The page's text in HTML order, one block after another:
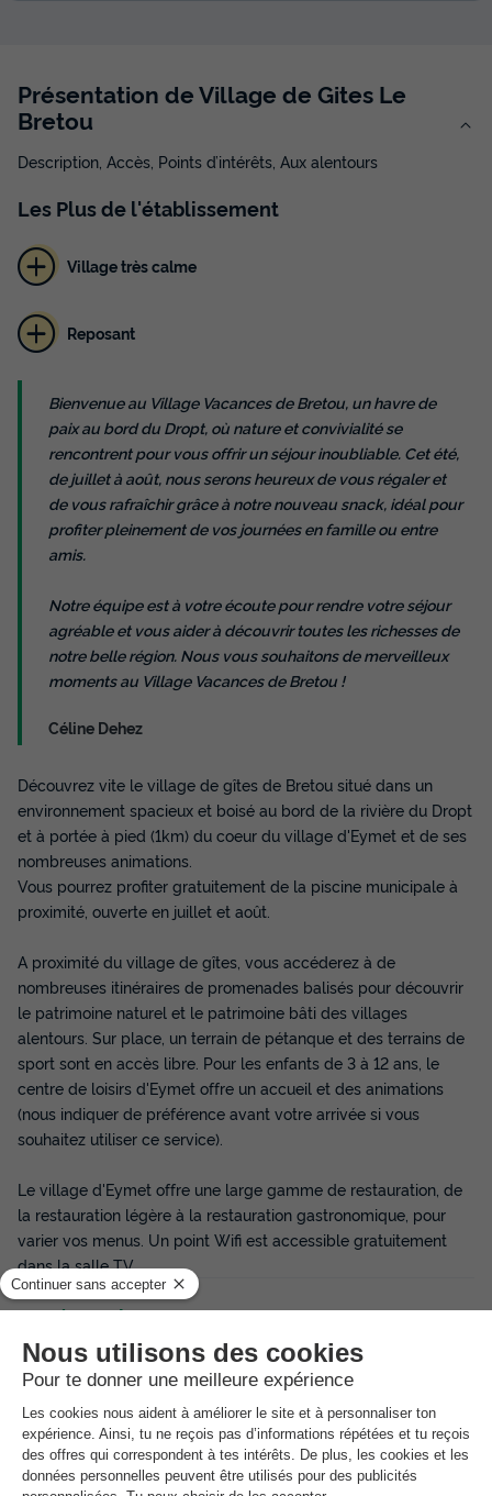
Présentation de Village de Gites Le
Bretou
Description, Accès, Points d’intérêts, Aux alentours
Les Plusde l'établissement
Village très calme
Reposant
Bienvenue au Village Vacances de Bretou, un havre de
paix au bord du Dropt, où nature et convivialité se
rencontrent pour vous offrir un séjour inoubliable. Cet été,
de juillet à août, nous serons heureux de vous régaler et
de vous rafraîchir grâce à notre nouveau snack, idéal pour
profiter pleinement de vos journées en famille ou entre
amis.
Notre équipe est à votre écoute pour rendre votre séjour
agréable et vous aider à découvrir toutes les richesses de
notre belle région. Nous vous souhaitons de merveilleux
moments au Village Vacances de Bretou !
Céline Dehez
Découvrez vite le village de gîtes de Bretou situé dans un
environnement spacieux et boisé au bord de la rivière du Dropt
et à portée à pied (1km) du coeur du village d'Eymet et de ses
nombreuses animations.
Vous pourrez profiter gratuitement de la piscine municipale à
proximité, ouverte en juillet et août.
A proximité du village de gîtes, vous accéderez à de
nombreuses itinéraires de promenades balisés pour découvrir
le patrimoine naturel et le patrimoine bâti des villages
alentours. Sur place, un terrain de pétanque et des terrains de
sport sont en accès libre. Pour les enfants de 3 à 12 ans, le
centre de loisirs d'Eymet offre un accueil et des animations
(nous indiquer de préférence avant votre arrivée si vous
souhaitez utiliser ce service).
Le village d'Eymet offre une large gamme de restauration, de
la restauration légère à la restauration gastronomique, pour
varier vos menus. Un point Wifi est accessible gratuitement
dans la salle TV.
Bonà savoir
Information pratique
Un parking dédié aux véhicules est disponible à l'entrée du